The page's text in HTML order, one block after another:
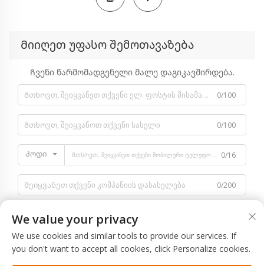
Მიიღეთ უფასო შემოთავაზება
Ჩვენი წარმომადგენელი მალე დაგიკავშირდება.
0/100
0/100
Კოდი 0/16
0/200
0/1000
We value your privacy
We use cookies and similar tools to provide our services. If
you don't want to accept all cookies, click Personalize cookies.